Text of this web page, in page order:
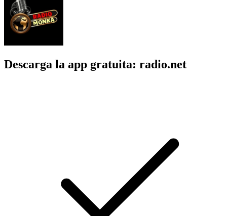
Descarga la app gratuita: radio.net